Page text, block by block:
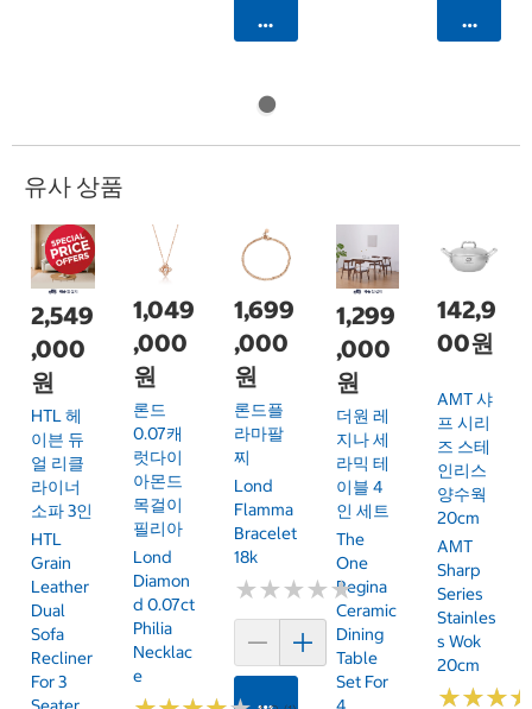
카트에 담기 카트에
유사 상품
2,549
,000
원
HTL 헤
이븐 듀
얼 리클
라이너
소파 3인
HTL
Grain
Leather
Dual
Sofa
Recliner
For 3
1,049
,000
원
론드
0.07캐
럿다이
아몬드
목걸이
필리아
Lond
Diamon
D 0.07ct
Philia
Necklac
E
1,699
,000
원
론드플
라마팔
찌
Lond
Flamma
Bracelet
18k
★★★★★
★★★★★
카트에 담기
1,299
,000
원
더원 레
지나 세
라믹 테
이블 4
인 세트
The
One
Regina
Ceramic
Dining
Table
Set For
142,9
00원
AMT 샤
프 시리
즈 스테
인리스
양수웍
20cm
AMT
Sharp
Series
Stainles
S Wok
20cm
★★★
★★★